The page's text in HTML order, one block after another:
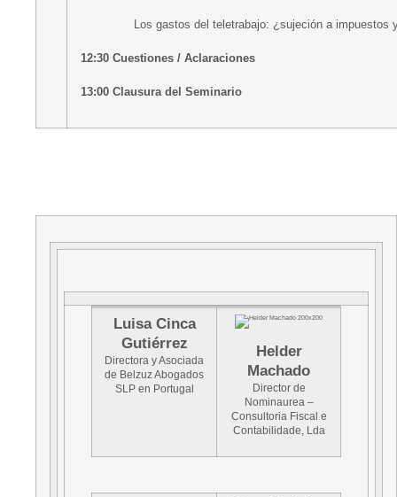
Los gastos del teletrabajo: ¿sujeción a impuestos
12:30 Cuestiones / Aclaraciones
13:00 Clausura del Seminario
Luisa Cinca
Gutiérrez
Directora y Asociada
de Belzuz Abogados
SLP en Portugal
Helder
Machado
Director de
Nominaurea –
Consultoria Fiscal e
Contabilidade, Lda